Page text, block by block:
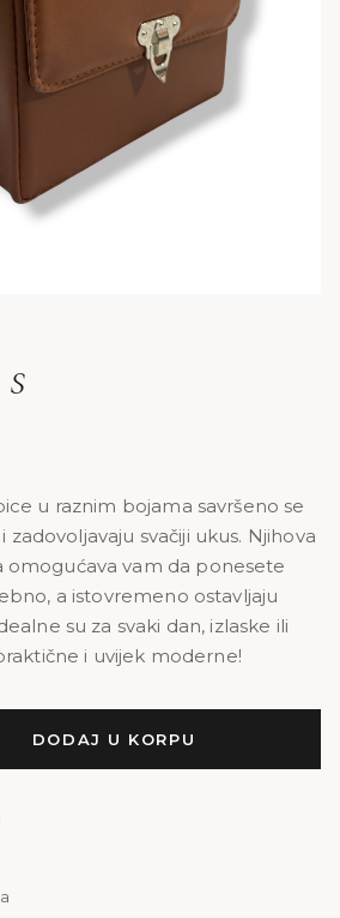
u raznim bojama savršeno se
zadovoljavaju svačiji ukus. Njihova
omogućava vam da ponesete
a istovremeno ostavljaju
su za svaki dan, izlaske ili
i uvijek moderne!
DODAJ U KORPU